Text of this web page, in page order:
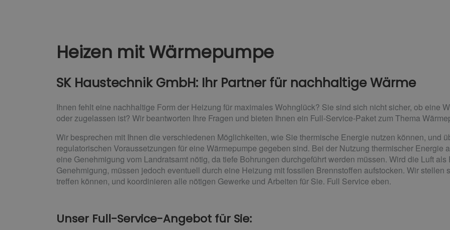
Heizen mit Wärmepumpe
SK Haustechnik GmbH: Ihr Partner für nachhaltige Wärme
Ihnen fehlt eine nachhaltige Form der Heizung für maximales Wohnglück? Sie sind sich nicht sicher, ob eine
oder zugelassen ist? Wir beantworten Ihre Fragen und bieten Ihnen ein Full-Service-Paket zum Thema
Wir besprechen mit Ihnen die verschiedenen Möglichkeiten, wie Sie thermische Energie nutzen können, und
regulatorischen Voraussetzungen für eine Wärmepumpe gegeben sind. Bei der Nutzung thermischer Energie
eine Genehmigung vom Landratsamt nötig, da tiefe Bohrungen durchgeführt werden müssen. Wird die Luft
Genehmigung, müssen jedoch eventuell durch eine Heizung mit fossilen Brennstoffen aufstocken. Wir stellen
treffen können, und koordinieren alle nötigen Gewerke und Arbeiten für Sie. Full Service eben.
Unser Full-Service-Angebot für Sie: